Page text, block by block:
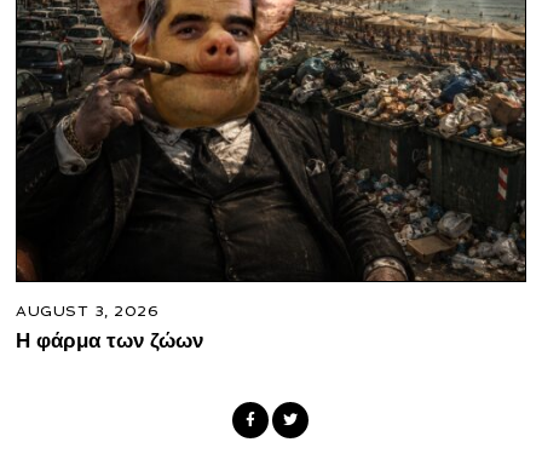
AUGUST 3, 2026
Η φάρμα των ζώων